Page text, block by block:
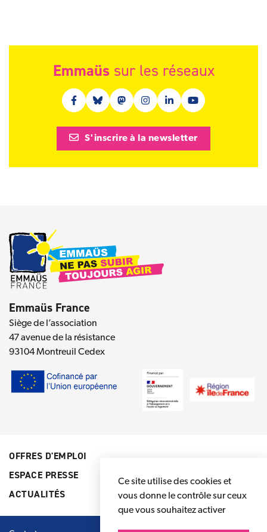
Emmaüs sur les réseaux
Facebook (nouvelle fenêtre)
Bluesky (nouvelle fenêtre)
Mastodon (nouvelle fenêtre)
Instagram (nouvelle fenêtre)
Linkedin (nouvelle
Youtube
S'inscrire à la newsletter
Emmaüs France
Siège de l’association
47 avenue de la résistance
93104 Montreuil Cedex
OFFRES D'EMPLOI
ESPACE PRESSE
ACTUALITÉS
Ce site utilise des cookies et
vous donne le contrôle sur ceux
que vous souhaitez activer